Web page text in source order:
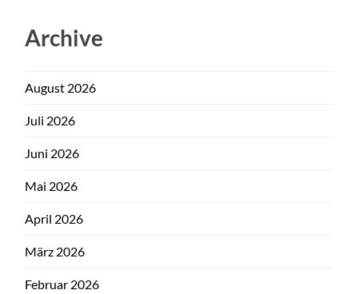
Archive
August 2026
Juli 2026
Juni 2026
Mai 2026
April 2026
März 2026
Februar 2026